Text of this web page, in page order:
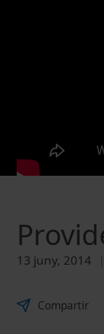
13 juny, 2014
Compartir